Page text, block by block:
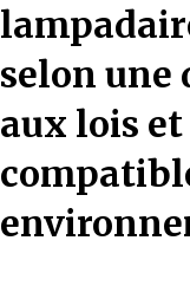
selon une
aux lois